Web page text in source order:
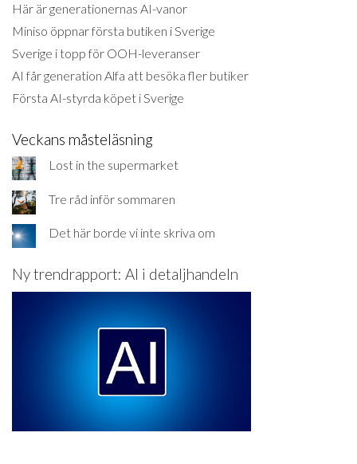
Här är generationernas AI-vanor
Miniso öppnar första butiken i Sverige
Sverige i topp för OOH-leveranser
AI får generation Alfa att besöka fler butiker
Första AI-styrda köpet i Sverige
Veckans måsteläsning
Lost in the supermarket
Tre råd inför sommaren
Det här borde vi inte skriva om
Ny trendrapport: AI i detaljhandeln